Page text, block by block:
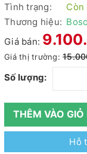
Tình trạng:
Còn
Thương hiệu:
Giá bán:
Giá thị trường:
Số lượng:
THÊM VÀO GIỎ
Hỗ